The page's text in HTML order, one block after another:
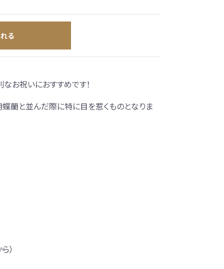
る
お祝いにおすすめです！
蘭と並んだ際に特に目を惹くものとなりま
）